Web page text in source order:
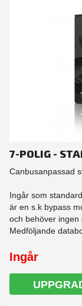
7-POLIG -
Canbusanpassad
Ingår som
är en s.k bypass
och behöver ingen
Medföljande
Ingår